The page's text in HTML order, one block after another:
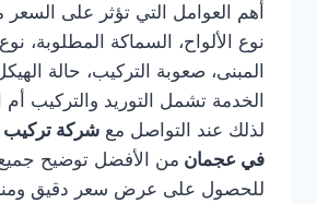
أهم العوامل التي تؤثر على
نوع الألواح، السماكة المطلوبة،
المبنى، صعوبة التركيب، حالة
الخدمة تشمل التوريد والتركيب
لذلك عند التواصل مع شركة تركيب
في عجمان من الأفضل توضيح
للحصول على عرض سعر دقيق